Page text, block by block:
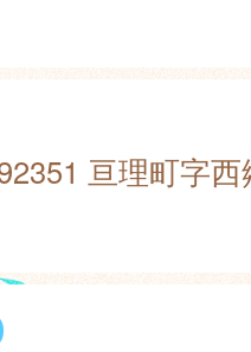
亘理町字